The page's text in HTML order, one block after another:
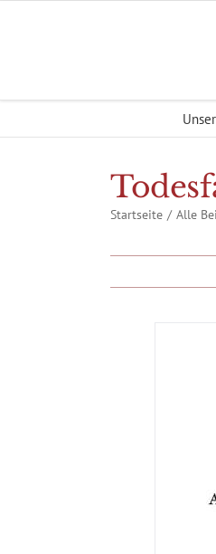
Startseite Alle